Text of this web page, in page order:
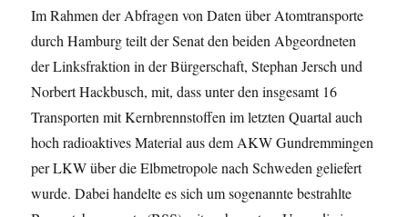
Im Rahmen der Abfragen von Daten über Atomtransporte
durch Hamburg teilt der Senat den beiden Abgeordneten
der Linksfraktion in der Bürgerschaft, Stephan Jersch und
Norbert Hackbusch, mit, dass unter den insgesamt 16
Transporten mit Kernbrennstoffen im letzten Quartal auch
hoch radioaktives Material aus dem AKW Gundremmingen
per LKW über die Elbmetropole nach Schweden geliefert
wurde. Dabei handelte es sich um sogenannte bestrahlte